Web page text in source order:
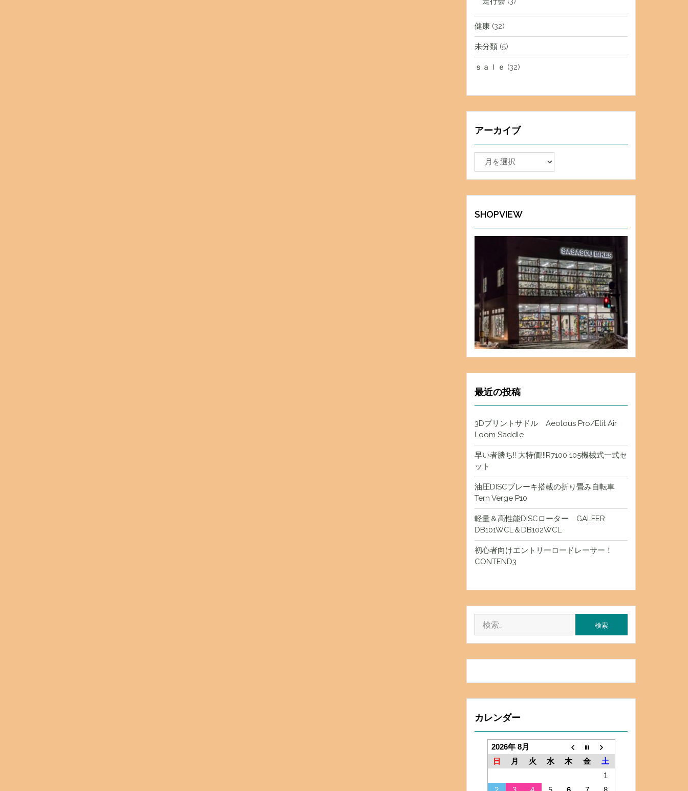
健康 (32)
未分類 (5)
ｓａｌｅ (32)
アーカイブ
カ
SHOPVIEW
最近の投稿
3Dプリントサドル Aeolous Pro/Elit Air
Loom Saddle
早い者勝ち!! 大特価!!!R7100 105機械式一式セ
ット
油圧DISCブレーキ搭載の折り畳み自転車
Tern Verge P10
軽量＆高性能DISCローター GALFER
DB101WCL＆DB102WCL
初心者向けエントリーロードレーサー！
CONTEND3
索:
カレンダー
2026年 8月
日
月 火 水 木 金
土
1